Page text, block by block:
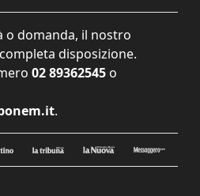
o domanda, il nostro
disposizione.
02 89362545 o
.